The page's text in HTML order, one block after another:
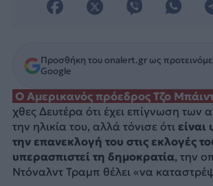
Προσθήκη του onalert.gr ως
Google
Ο Αμερικανός πρόεδρος Τζο
χθες Δευτέρα ότι έχει επίγνωση των
την ηλικία του, αλλά τόνισε ότι
την επανεκλογή του στις εκλογές
υπερασπιστεί τη δημοκρατία, την
Ντόναλντ Τραμπ θέλει «να